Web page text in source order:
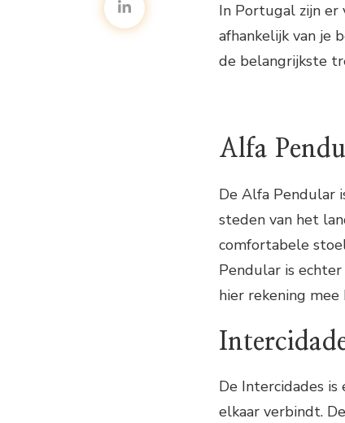
In Portugal zijn er
afhankelijk van je
de belangrijkste
Alfa
De Alfa Pendular
steden van het
comfortabele
Pendular is
hier rekening mee
De Intercidades
elkaar verbindt.